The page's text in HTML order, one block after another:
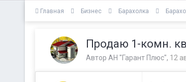
Главная Бизнес Барахолка
Продаю 1-комн.
Автор АН "Гарант Плюс", 12